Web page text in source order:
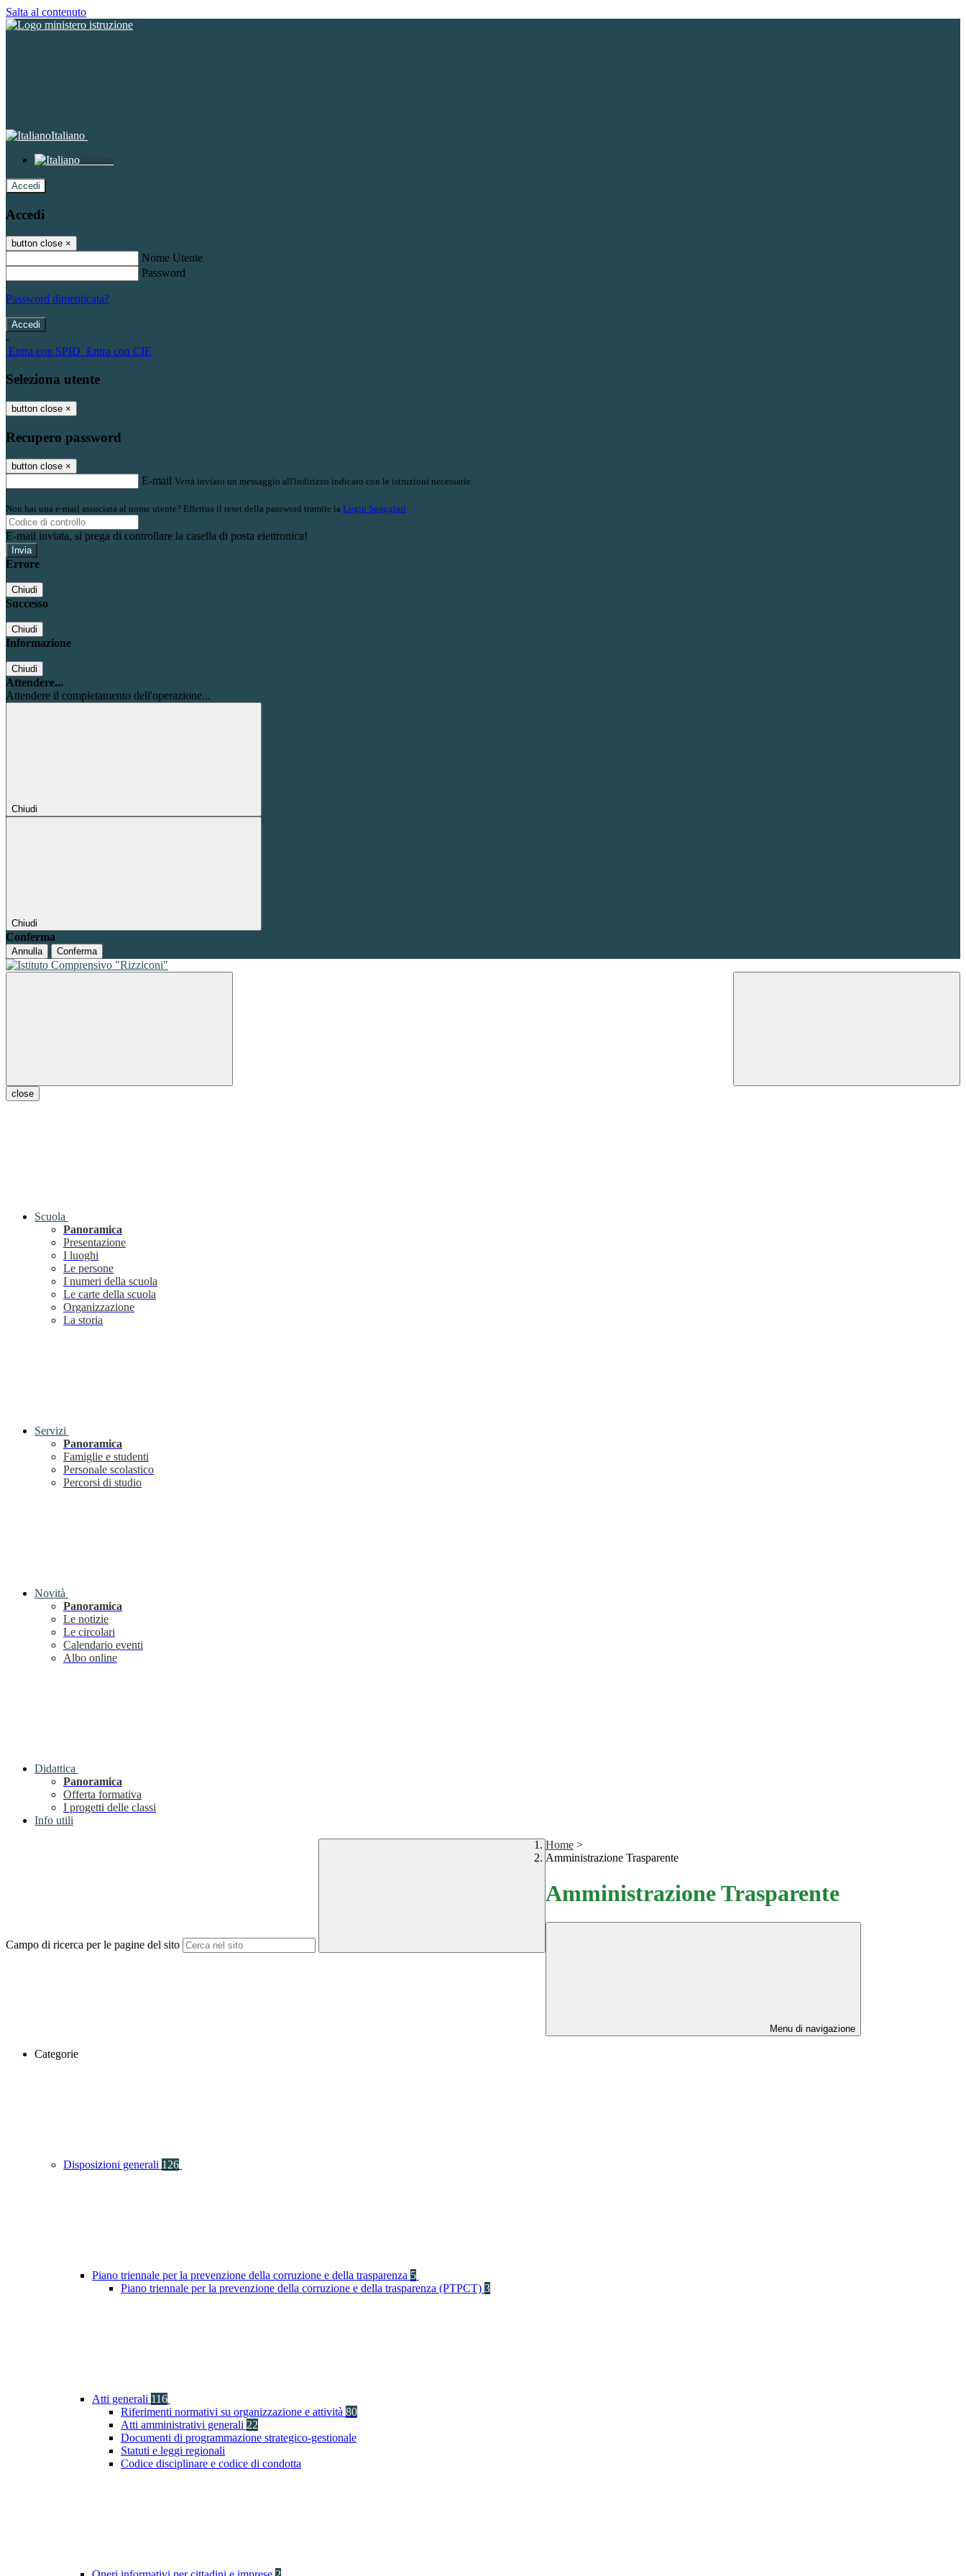
Salta al contenuto
Italiano
Italiano
Accedi
Accedi
button close ×
Nome Utente
Password
Password dimenticata?
-
Entra con SPID Entra con CIE
Seleziona utente
button close ×
Recupero password
button close ×
E-mail Verrà inviato un messaggio all'indirizzo indicato con le istruzioni necessarie.
Non hai una e-mail associata al nome utente? Effettua il reset della password tramite la Login Spaggiari
E-mail inviata, si prega di controllare la casella di posta elettronica!
Errore
Chiudi
Successo
Chiudi
Informazione
Chiudi
Attendere...
Attendere il completamento dell'operazione...
Chiudi
Chiudi
Conferma
Annulla Conferma
close
Scuola
Panoramica
Presentazione
I luoghi
Le persone
I numeri della scuola
Le carte della scuola
Organizzazione
La storia
Servizi
Panoramica
Famiglie e studenti
Personale scolastico
Percorsi di studio
Novità
Panoramica
Le notizie
Le circolari
Calendario eventi
Albo online
Didattica
Panoramica
Offerta formativa
I progetti delle classi
Info utili
Campo di ricerca per le pagine del sito
Home >
Amministrazione Trasparente
Amministrazione Trasparente
Menu di navigazione
Categorie
Disposizioni generali 126
Piano triennale per la prevenzione della corruzione e della trasparenza 5
Piano triennale per la prevenzione della corruzione e della trasparenza (PTPCT) 3
Atti generali 116
Riferimenti normativi su organizzazione e attività 80
Atti amministrativi generali 22
Documenti di programmazione strategico-gestionale
Statuti e leggi regionali
Codice disciplinare e codice di condotta